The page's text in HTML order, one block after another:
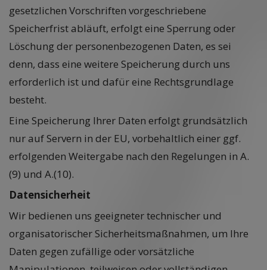
gesetzlichen Vorschriften vorgeschriebene
Speicherfrist abläuft, erfolgt eine Sperrung oder
Löschung der personenbezogenen Daten, es sei
denn, dass eine weitere Speicherung durch uns
erforderlich ist und dafür eine Rechtsgrundlage
besteht.
Eine Speicherung Ihrer Daten erfolgt grundsätzlich
nur auf Servern in der EU, vorbehaltlich einer ggf.
erfolgenden Weitergabe nach den Regelungen in A.
(9) und A.(10).
Datensicherheit
Wir bedienen uns geeigneter technischer und
organisatorischer Sicherheitsmaßnahmen, um Ihre
Daten gegen zufällige oder vorsätzliche